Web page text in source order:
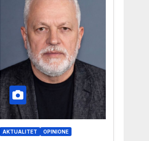
AKTUALITET OPINIONE